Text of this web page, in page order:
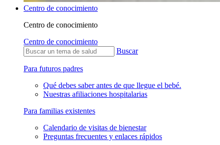
Centro de conocimiento
Centro de conocimiento
Centro de conocimiento
Buscar
Para futuros padres
Qué debes saber antes de que llegue el bebé.
Nuestras afiliaciones hospitalarias
Para familias existentes
Calendario de visitas de bienestar
Preguntas frecuentes y enlaces rápidos